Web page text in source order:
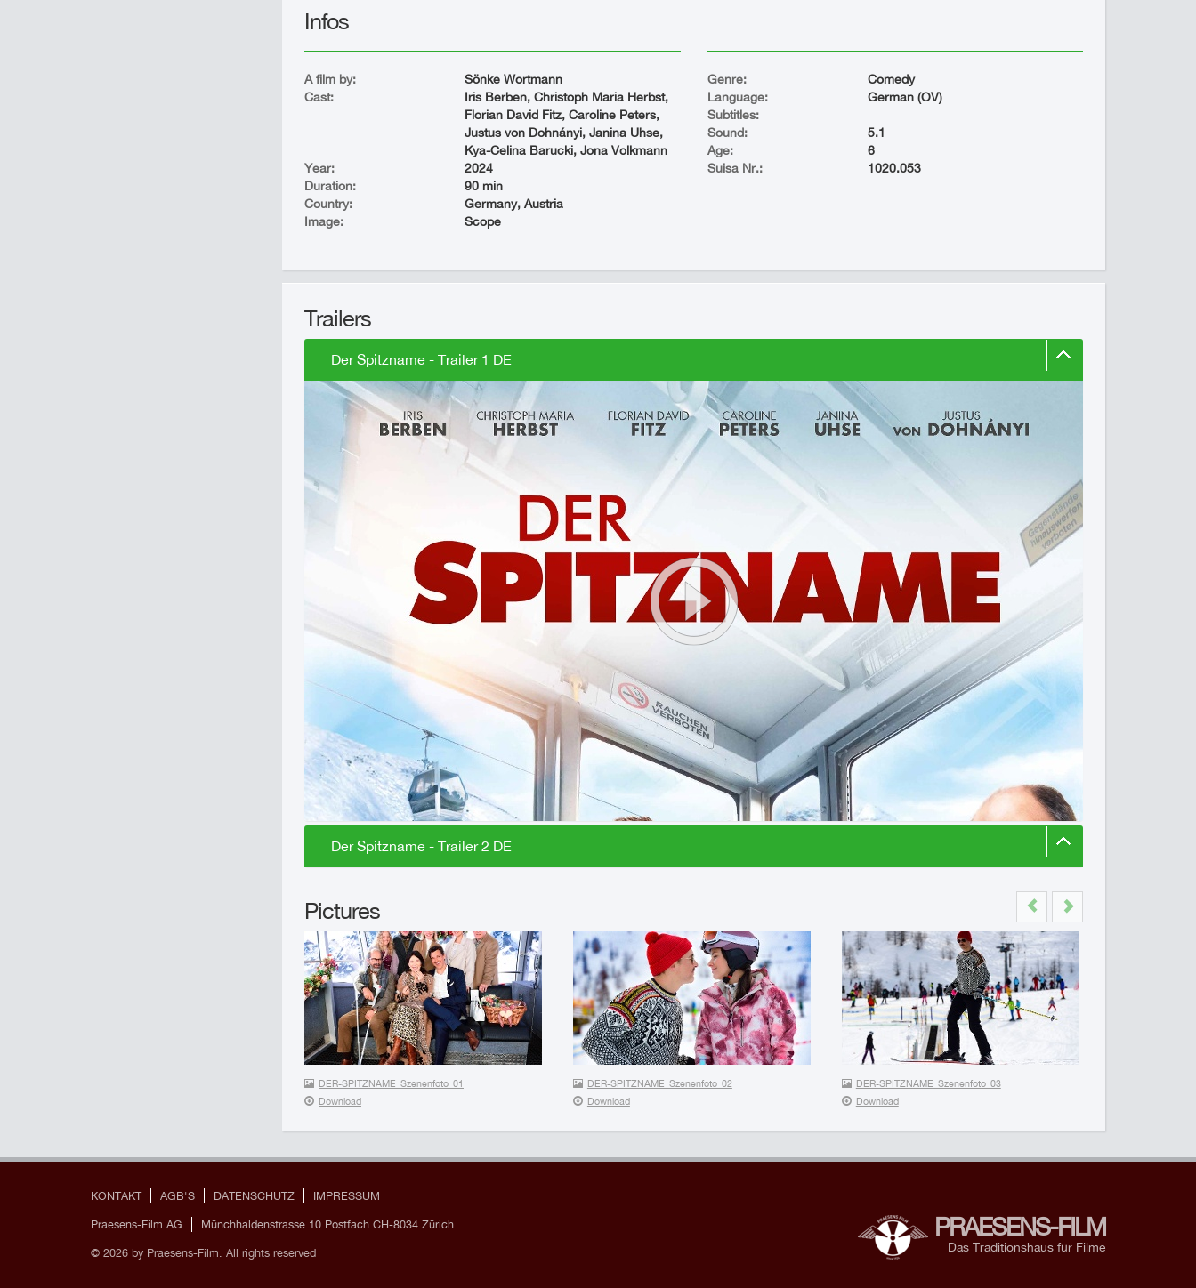
Infos
A film by:
Sönke Wortmann
Cast:
Iris Berben, Christoph Maria Herbst,
Florian David Fitz, Caroline Peters,
Justus von Dohnányi, Janina Uhse,
Kya-Celina Barucki, Jona Volkmann
Year:
2024
Duration:
90 min
Country:
Germany, Austria
Image:
Scope
Genre:
Comedy
Language:
German (OV)
Subtitles:
Sound:
5.1
Age:
6
Suisa Nr.:
1020.053
Trailers
Der Spitzname - Trailer 1 DE
Der Spitzname - Trailer 2 DE
Pictures
DER-SPITZNAME_Szenenfoto_01
Download
DER-SPITZNAME_Szenenfoto_02
Download
DER-SPITZNAME_Szenenfoto_03
Download
Previous
Next
KONTAKT AGB'S DATENSCHUTZ IMPRESSUM
Praesens-Film AG Münchhaldenstrasse 10 Postfach CH-8034 Zürich
© 2026 by Praesens-Film. All rights reserved
PRAESENS-FILM
Das Traditionshaus für Filme